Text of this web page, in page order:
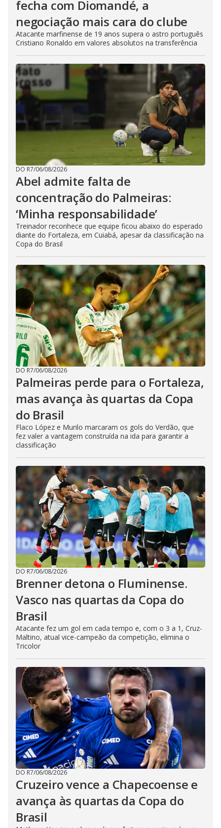
fecha com Diomandé, a
negociação mais cara do clube
Atacante marfinense de 19 anos supera o astro português
Cristiano Ronaldo em valores absolutos na transferência
DO R7/06/08/2026
Abel admite falta de
concentração do Palmeiras:
‘Minha responsabilidade’
Treinador reconhece que equipe ficou abaixo do esperado
diante do Fortaleza, em Cuiabá, apesar da classificação na
Copa do Brasil
DO R7/06/08/2026
Palmeiras perde para o Fortaleza,
mas avança às quartas da Copa
do Brasil
Flaco López e Murilo marcaram os gols do Verdão, que
fez valer a vantagem construída na ida para garantir a
classificação
DO R7/06/08/2026
Brenner detona o Fluminense.
Vasco nas quartas da Copa do
Brasil
Atacante fez um gol em cada tempo e, com o 3 a 1, Cruz-
Maltino, atual vice-campeão da competição, elimina o
Tricolor
DO R7/06/08/2026
Cruzeiro vence a Chapecoense e
avança às quartas da Copa do
Brasil